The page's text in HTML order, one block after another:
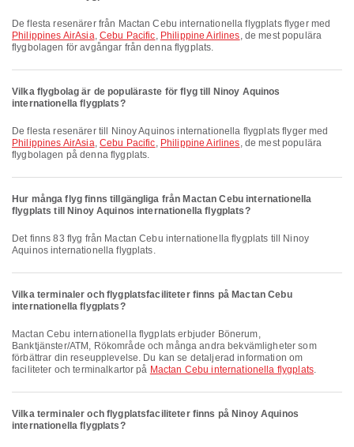
De flesta resenärer från Mactan Cebu internationella flygplats flyger med
Philippines AirAsia, Cebu Pacific, Philippine Airlines, de mest populära
flygbolagen för avgångar från denna flygplats.
Vilka flygbolag är de populäraste för flyg till Ninoy Aquinos
internationella flygplats?
De flesta resenärer till Ninoy Aquinos internationella flygplats flyger med
Philippines AirAsia, Cebu Pacific, Philippine Airlines, de mest populära
flygbolagen på denna flygplats.
Hur många flyg finns tillgängliga från Mactan Cebu internationella
flygplats till Ninoy Aquinos internationella flygplats?
Det finns 83 flyg från Mactan Cebu internationella flygplats till Ninoy
Aquinos internationella flygplats.
Vilka terminaler och flygplatsfaciliteter finns på Mactan Cebu
internationella flygplats?
Mactan Cebu internationella flygplats erbjuder Bönerum,
Banktjänster/ATM, Rökområde och många andra bekvämligheter som
förbättrar din reseupplevelse. Du kan se detaljerad information om
faciliteter och terminalkartor på Mactan Cebu internationella flygplats.
Vilka terminaler och flygplatsfaciliteter finns på Ninoy Aquinos
internationella flygplats?